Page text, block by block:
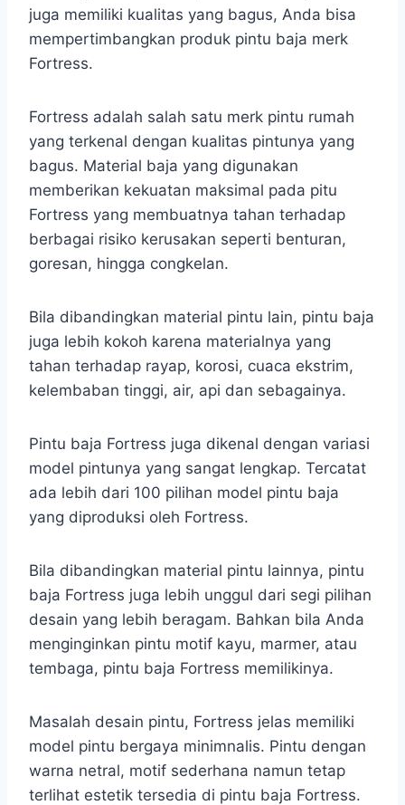
juga memiliki kualitas yang bagus, Anda bisa
mempertimbangkan produk pintu baja merk
Fortress.
Fortress adalah salah satu merk pintu rumah
yang terkenal dengan kualitas pintunya yang
bagus. Material baja yang digunakan
memberikan kekuatan maksimal pada pitu
Fortress yang membuatnya tahan terhadap
berbagai risiko kerusakan seperti benturan,
goresan, hingga congkelan.
Bila dibandingkan material pintu lain, pintu baja
juga lebih kokoh karena materialnya yang
tahan terhadap rayap, korosi, cuaca ekstrim,
kelembaban tinggi, air, api dan sebagainya.
Pintu baja Fortress juga dikenal dengan variasi
model pintunya yang sangat lengkap. Tercatat
ada lebih dari 100 pilihan model pintu baja
yang diproduksi oleh Fortress.
Bila dibandingkan material pintu lainnya, pintu
baja Fortress juga lebih unggul dari segi pilihan
desain yang lebih beragam. Bahkan bila Anda
menginginkan pintu motif kayu, marmer, atau
tembaga, pintu baja Fortress memilikinya.
Masalah desain pintu, Fortress jelas memiliki
model pintu bergaya minimnalis. Pintu dengan
warna netral, motif sederhana namun tetap
terlihat estetik tersedia di pintu baja Fortress.